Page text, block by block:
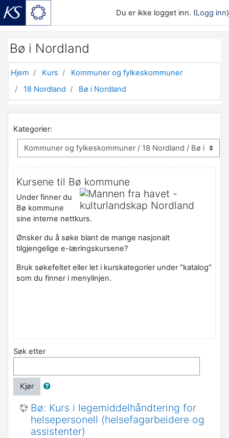
Du er ikke logget inn. (Logg inn)
Bø i Nordland
Hjem Kurs
Kommuner og fylkeskommuner
18 Nordland
Bø i Nordland
Kategorier:
Kursene til Bø kommune
Under finner du
Bø kommune
sine interne nettkurs.
Ønsker du å søke blant de mange nasjonalt
tilgjengelige e-læringskursene?
Bruk søkefeltet eller let i kurskategorier under "katalog"
som du finner i menylinjen.
Søk etter
Kjør
Bø: Kurs i legemiddelhåndtering for
helsepersonell (helsefagarbeidere og
assistenter)